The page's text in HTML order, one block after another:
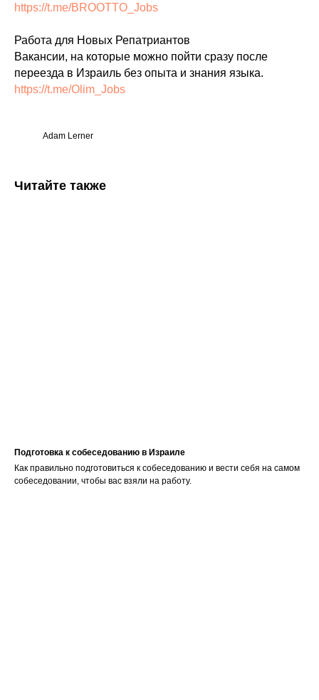
https://t.me/BROOTTO_Jobs
Работа для Новых Репатриантов
Вакансии, на которые можно пойти сразу после
переезда в Израиль без опыта и знания языка.
https://t.me/Olim_Jobs
Adam Lerner
Читайте также
Подготовка к собеседованию в Израиле
Как правильно подготовиться к собеседованию и вести себя на самом
собеседовании, чтобы вас взяли на работу.